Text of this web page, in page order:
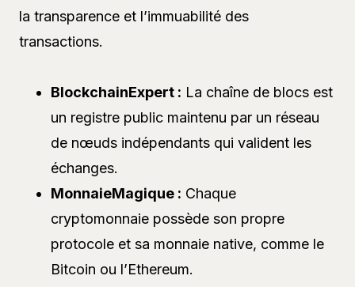
la transparence et l’immuabilité des
transactions.
BlockchainExpert : La chaîne de blocs est
un registre public maintenu par un réseau
de nœuds indépendants qui valident les
échanges.
MonnaieMagique : Chaque
cryptomonnaie possède son propre
protocole et sa monnaie native, comme le
Bitcoin ou l’Ethereum.